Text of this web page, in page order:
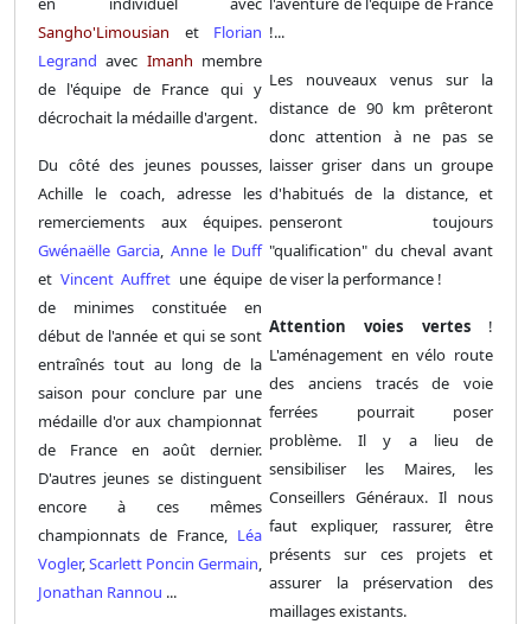
Sangho'Limousian et Florian
Legrand avec Imanh membre
de l'équipe de France qui y
décrochait la médaille d'argent.
Du côté des jeunes pousses,
Achille le coach, adresse les
remerciements aux équipes.
Gwénaëlle Garcia, Anne le Duff
et Vincent Auffret une équipe
de minimes constituée en
début de l'année et qui se sont
entraînés tout au long de la
saison pour conclure par une
médaille d'or aux championnat
de France en août dernier.
D'autres jeunes se distinguent
encore à ces mêmes
championnats de France, Léa
Vogler,Scarlett Poncin Germain,
Jonathan Rannou ...
!...
Les nouveaux venus sur la
distance de 90 km prêteront
donc attention à ne pas se
laisser griser dans un groupe
d'habitués de la distance, et
penseront toujours
"qualification" du cheval avant
de viser la performance !
Attention voies vertes !
L'aménagement en vélo route
des anciens tracés de voie
ferrées pourrait poser
problème. Il y a lieu de
sensibiliser les Maires, les
Conseillers Généraux. Il nous
faut expliquer, rassurer, être
présents sur ces projets et
assurer la préservation des
maillages existants.